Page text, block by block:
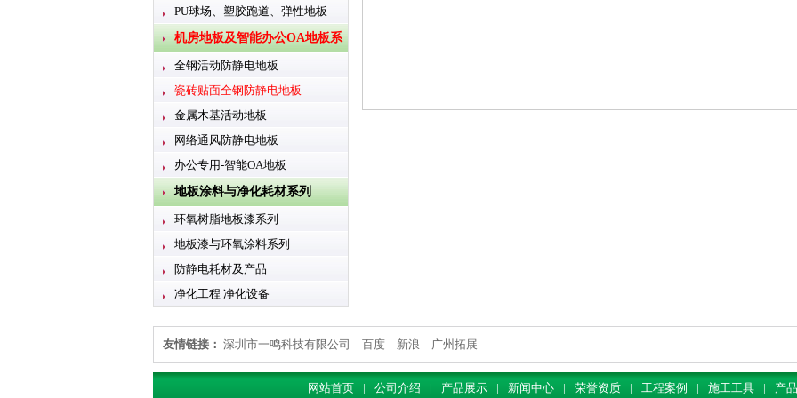
PU球场、塑胶跑道、弹性地板
机房地板及智能办公OA地板系
列
全钢活动防静电地板
瓷砖贴面全钢防静电地板
金属木基活动地板
网络通风防静电地板
办公专用-智能OA地板
地板涂料与净化耗材系列
环氧树脂地板漆系列
地板漆与环氧涂料系列
防静电耗材及产品
净化工程 净化设备
友情链接： 深圳市一鸣科技有限公司 百度 新浪 广州拓展
网站首页 | 公司介绍 | 产品展示 | 新闻中心 | 荣誉资质 | 工程案例 | 施工工具 | 产